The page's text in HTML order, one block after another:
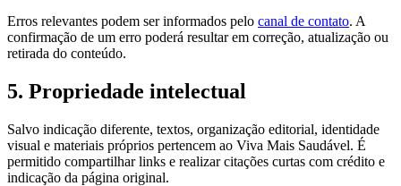
Erros relevantes podem ser informados pelo canal de contato. A
confirmação de um erro poderá resultar em correção, atualização ou
retirada do conteúdo.
5. Propriedade intelectual
Salvo indicação diferente, textos, organização editorial, identidade
visual e materiais próprios pertencem ao Viva Mais Saudável. É
permitido compartilhar links e realizar citações curtas com crédito e
indicação da página original.